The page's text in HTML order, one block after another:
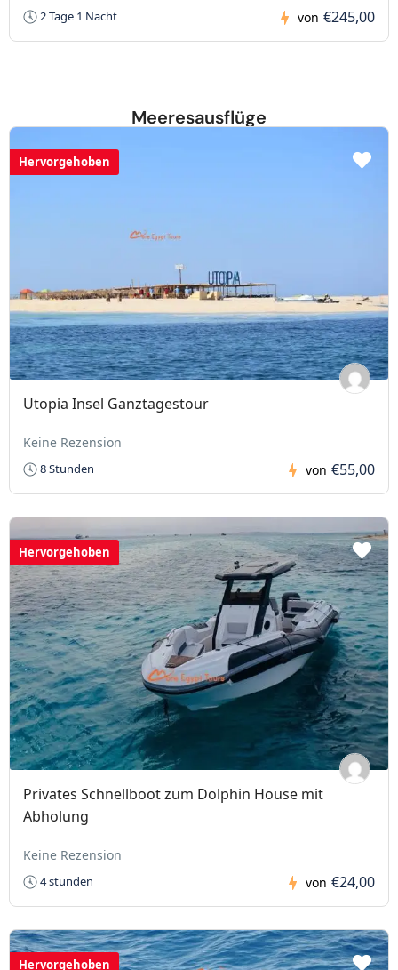
2 Tage 1 Nacht von €245,00
Meeresausflüge
Hervorgehoben
Utopia Insel Ganztagestour
Keine Rezension
8 Stunden von €55,00
Hervorgehoben
Privates Schnellboot zum Dolphin House mit
Abholung
Keine Rezension
4 stunden von €24,00
Hervorgehoben